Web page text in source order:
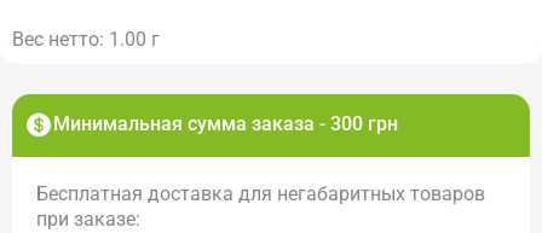
Минимальная сумма заказа - 300 грн
Бесплатная доставка для негабаритных товаров
при заказе:
Вес нетто: 1.00 г